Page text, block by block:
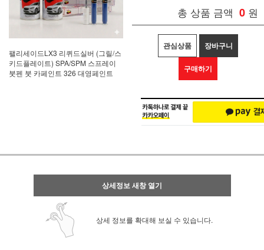
팰리세이드LX3 리퀴드실버 (그릴/스
키드플레이트) SPA/SPM 스프레이
붓펜 붓 카페인트 326 대영페인트
총 상품 금액 0 원
관심상품 장바구니
구매하기
상세정보 새창 열기
상세 정보를 확대해 보실 수 있습니다.